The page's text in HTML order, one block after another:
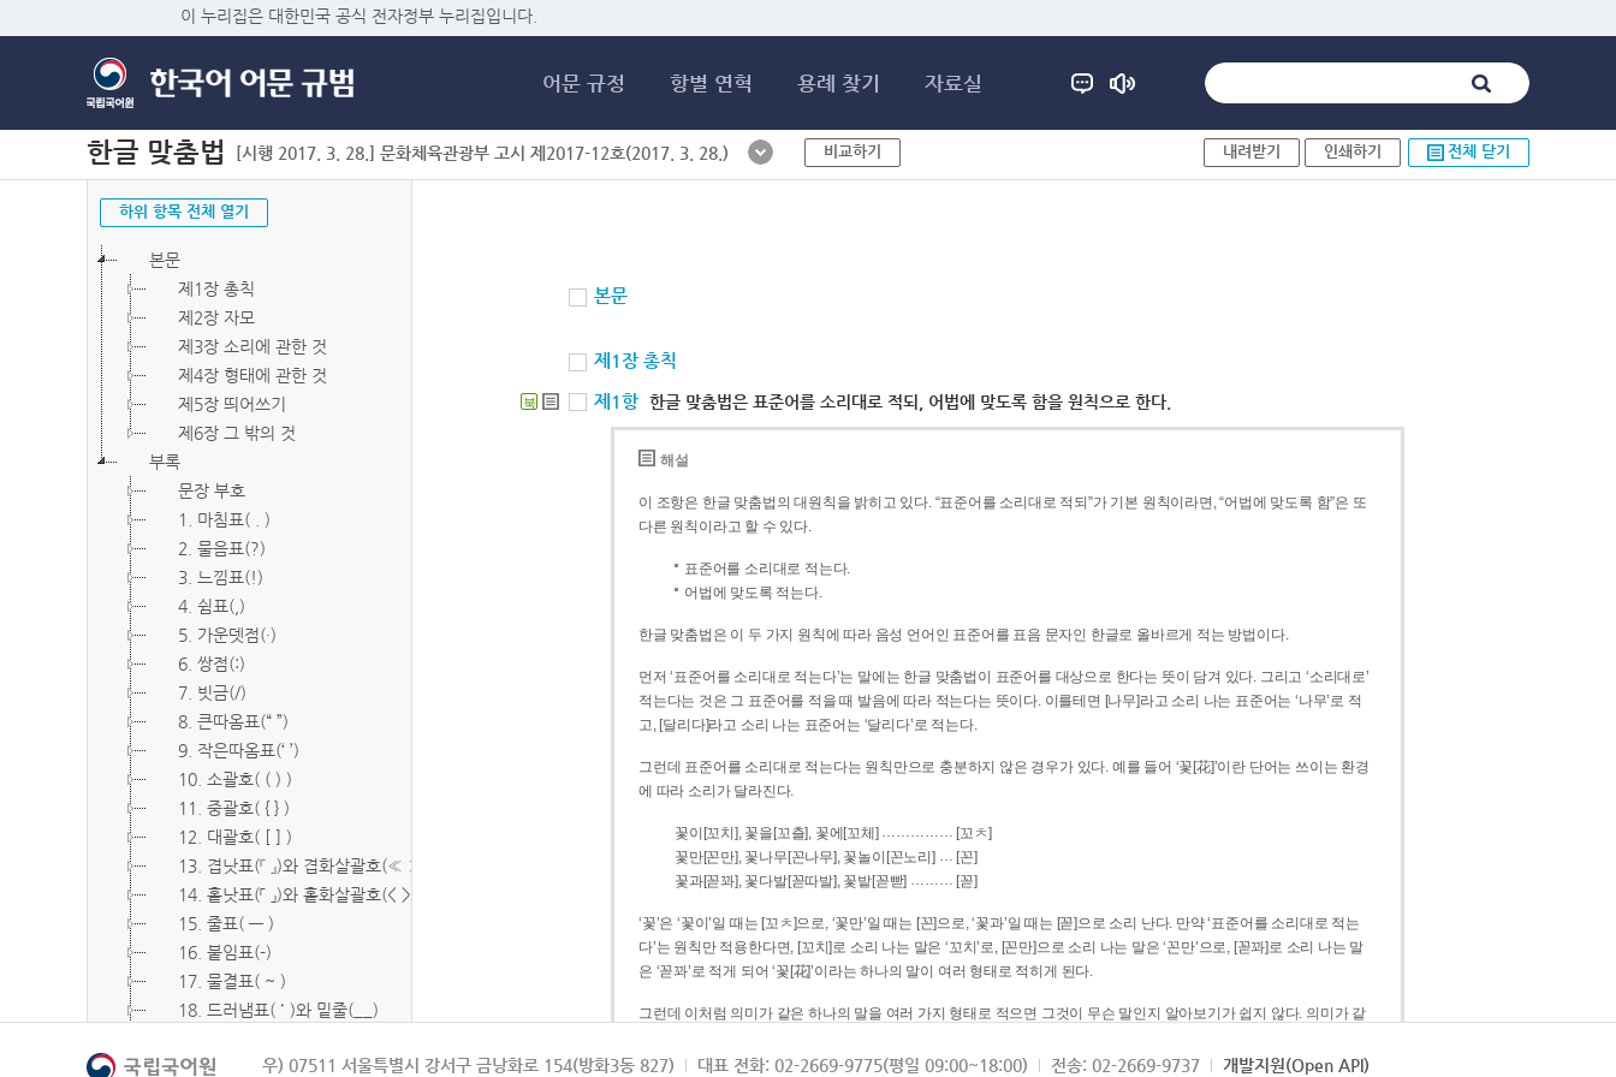
이 누리집은 대한민국 공식 전자정부 누리집입니다.
어문 규정 항별 연혁 용례 찾기 자료실
한글 맞춤법 [시행 2017. 3. 28.] 문화체육관광부 고시 제2017-12호(2017. 3. 28.) 비교하기 내려받기 인쇄하기 전체 닫기
하위 항목 전체 열기
본문
제1장 총칙
제2장 자모
제3장 소리에 관한 것
제4장 형태에 관한 것
제5장 띄어쓰기
제6장 그 밖의 것
부록
문장 부호
1. 마침표( . )
2. 물음표(?)
3. 느낌표(!)
4. 쉼표(,)
5. 가운뎃점(·)
6. 쌍점(:)
7. 빗금(/)
8. 큰따옴표(“ ”)
9. 작은따옴표(‘ ’)
10. 소괄호( ( ) )
11. 중괄호( { } )
12. 대괄호( [ ] )
13. 겹낫표(『 』)와 겹화살괄호(≪ ≫)
14. 홑낫표(「 」)와 홑화살괄호(< >)
15. 줄표( ― )
16. 붙임표(-)
17. 물결표( ~ )
18. 드러냄표( ˙ )와 밑줄(__)
20. 빠짐표( □ )
본문
제1장 총칙
북 제1항 한글 맞춤법은 표준어를 소리대로 적되, 어법에 맞도록 함을 원칙으로 한다.
해설
이 조항은 한글 맞춤법의 대원칙을 밝히고 있다. “표준어를 소리대로 적되”가 기본 원칙이라면, “어법에 맞도록 함”은 또
다른 원칙이라고 할 수 있다.
표준어를 소리대로 적는다.
어법에 맞도록 적는다.
한글 맞춤법은 이 두 가지 원칙에 따라 음성 언어인 표준어를 표음 문자인 한글로 올바르게 적는 방법이다.
먼저 ‘표준어를 소리대로 적는다’는 말에는 한글 맞춤법이 표준어를 대상으로 한다는 뜻이 담겨 있다. 그리고 ‘소리대로’
적는다는 것은 그 표준어를 적을 때 발음에 따라 적는다는 뜻이다. 이를테면 [나무]라고 소리 나는 표준어는 ‘나무’로 적
고, [달리다]라고 소리 나는 표준어는 ‘달리다’로 적는다.
그런데 표준어를 소리대로 적는다는 원칙만으로 충분하지 않은 경우가 있다. 예를 들어 ‘꽃[花]’이란 단어는 쓰이는 환경
에 따라 소리가 달라진다.
꽃이[꼬치], 꽃을[꼬츨], 꽃에[꼬체] …………… [꼬ㅊ]
꽃만[꼰만], 꽃나무[꼰나무], 꽃놀이[꼰노리] … [꼰]
꽃과[꼳꽈], 꽃다발[꼳따발], 꽃밭[꼳빧] ……… [꼳]
‘꽃’은 ‘꽃이’일 때는 [꼬ㅊ]으로, ‘꽃만’일 때는 [꼰]으로, ‘꽃과’일 때는 [꼳]으로 소리 난다. 만약 ‘표준어를 소리대로 적는
다’는 원칙만 적용한다면, [꼬치]로 소리 나는 말은 ‘꼬치’로, [꼰만]으로 소리 나는 말은 ‘꼰만’으로, [꼳꽈]로 소리 나는 말
은 ‘꼳꽈’로 적게 되어 ‘꽃[花]’이라는 하나의 말이 여러 형태로 적히게 된다.
그런데 이처럼 의미가 같은 하나의 말을 여러 가지 형태로 적으면 그것이 무슨 말인지 알아보기가 쉽지 않다. 의미가 같
되게 적는 것이 의미를 파악하는 데 효과적이다.
우) 07511 서울특별시 강서구 금낭화로 154(방화3동 827) 대표 전화: 02-2669-9775(평일 09:00~18:00) 전송: 02-2669-9737 개발지원(Open API)